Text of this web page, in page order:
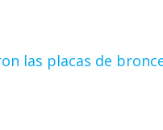
las placas de